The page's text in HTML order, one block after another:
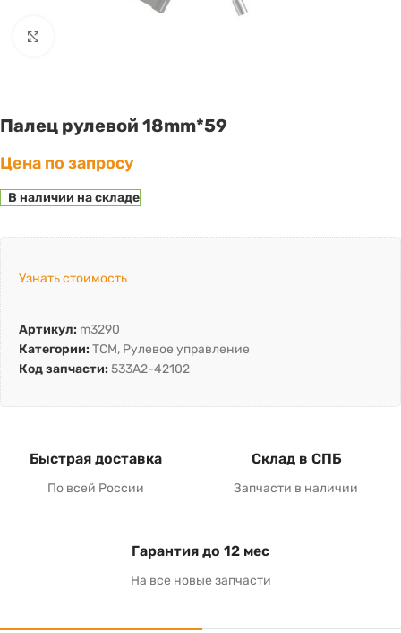
Палец рулевой 18mm*59
Цена по запросу
В наличии на складе
Узнать стоимость
Артикул: m3290
Категории: TCM, Рулевое управление
Код запчасти: 533A2-42102
Быстрая доставка
По всей России
Склад в СПБ
Запчасти в наличии
Гарантия до 12 мес
На все новые запчасти